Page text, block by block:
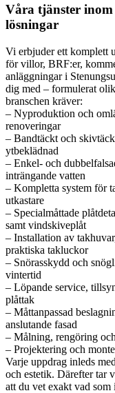
Våra tjänster
lösningar
Vi erbjuder ett komplett
för villor, BRF:er,
anläggningar i
dig med – formulerat
branschen kräver:
– Nyproduktion och
renoveringar
– Bandtäckt och
ytbeklädnad
– Enkel- och
inträngande vatten
– Kompletta system för
utkastare
– Specialmåttade
samt vindskiveplåt
– Installation av
praktiska takluckor
– Snörasskydd och
vintertid
– Löpande service,
plåttak
– Måttanpassad
anslutande fasad
– Målning, rengöring
– Projektering och
Varje uppdrag inleds
och estetik. Därefter tar
att du vet exakt vad som